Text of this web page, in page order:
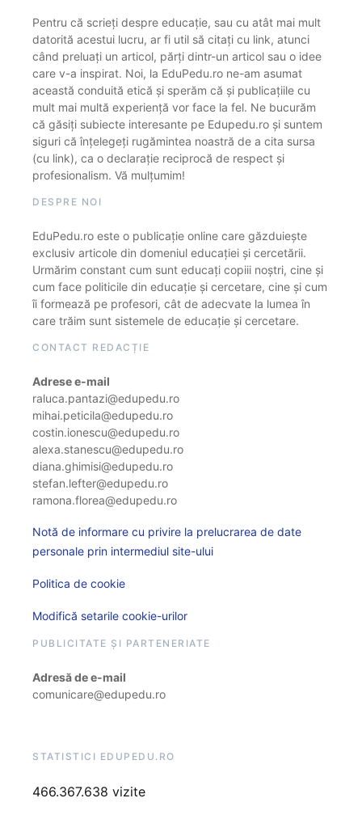
Pentru că scrieți despre educație, sau cu atât mai mult
datorită acestui lucru, ar fi util să citați cu link, atunci
când preluați un articol, părți dintr-un articol sau o idee
care v-a inspirat. Noi, la EduPedu.ro ne-am asumat
această conduită etică și sperăm că și publicațiile cu
mult mai multă experiență vor face la fel. Ne bucurăm
că găsiți subiecte interesante pe Edupedu.ro și suntem
siguri că înțelegeți rugămintea noastră de a cita sursa
(cu link), ca o declarație reciprocă de respect și
profesionalism. Vă mulțumim!
DESPRE NOI
EduPedu.ro este o publicație online care găzduiește
exclusiv articole din domeniul educației și cercetării.
Urmărim constant cum sunt educați copiii noștri, cine și
cum face politicile din educație și cercetare, cine și cum
îi formează pe profesori, cât de adecvate la lumea în
care trăim sunt sistemele de educație și cercetare.
CONTACT REDACȚIE
Adrese e-mail
raluca.pantazi@edupedu.ro
mihai.peticila@edupedu.ro
costin.ionescu@edupedu.ro
alexa.stanescu@edupedu.ro
diana.ghimisi@edupedu.ro
stefan.lefter@edupedu.ro
ramona.florea@edupedu.ro
Notă de informare cu privire la prelucrarea de date
personale prin intermediul site-ului
Politica de cookie
Modifică setarile cookie-urilor
PUBLICITATE ȘI PARTENERIATE
Adresă de e-mail
comunicare@edupedu.ro
STATISTICI EDUPEDU.RO
466.367.638 vizite